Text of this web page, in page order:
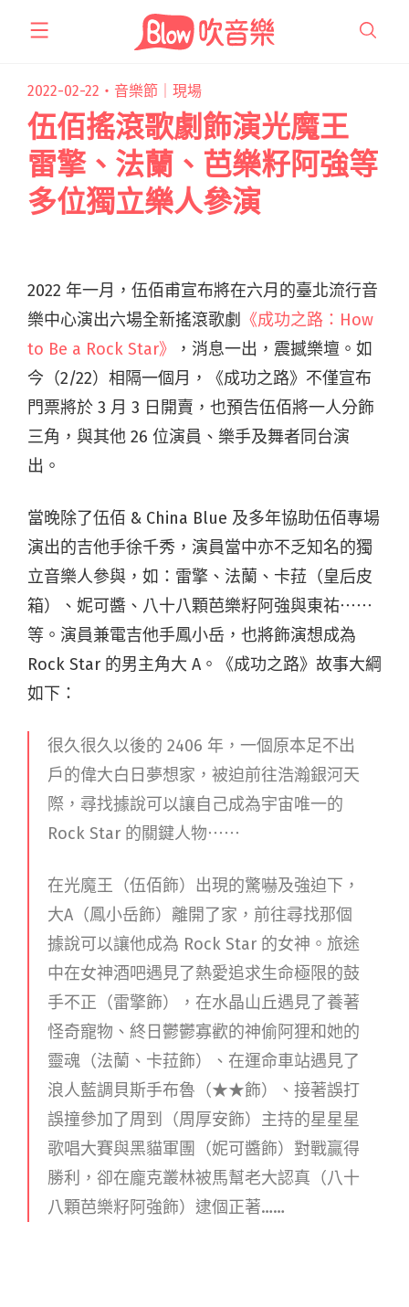
2022-02-22・ 音樂節｜現場
伍佰搖滾歌劇飾演光魔王
雷擎、法蘭、芭樂籽阿強等
多位獨立樂人參演
2022 年一月，伍佰甫宣布將在六月的臺北流行音
樂中心演出六場全新搖滾歌劇 《成功之路：How
to Be a Rock Star》
，消息一出，震撼樂壇。如
今（2/22）相隔一個月，《成功之路》不僅宣布
門票將於 3 月 3 日開賣，也預告伍佰將一人分飾
三角，與其他 26 位演員、樂手及舞者同台演
出。
當晚除了伍佰 & China Blue 及多年協助伍佰專場
演出的吉他手徐千秀，演員當中亦不乏知名的獨
立音樂人參與，如：雷擎、法蘭、卡菈（皇后皮
箱）、妮可醬、八十八顆芭樂籽阿強與東祐⋯⋯
等。演員兼電吉他手鳳小岳，也將飾演想成為
Rock Star 的男主角大 A。《成功之路》故事大綱
如下：
很久很久以後的 2406 年，一個原本足不出
戶的偉大白日夢想家，被迫前往浩瀚銀河天
際，尋找據說可以讓自己成為宇宙唯一的
Rock Star 的關鍵人物⋯⋯
在光魔王（伍佰飾）出現的驚嚇及強迫下，
大A（鳳小岳飾）離開了家，前往尋找那個
據說可以讓他成為 Rock Star 的女神。旅途
中在女神酒吧遇見了熱愛追求生命極限的鼓
手不正（雷擎飾），在水晶山丘遇見了養著
怪奇寵物、終日鬱鬱寡歡的神偷阿狸和她的
靈魂（法蘭、卡菈飾）、在運命車站遇見了
浪人藍調貝斯手布魯（★★飾）、接著誤打
誤撞參加了周到（周厚安飾）主持的星星星
歌唱大賽與黑貓軍團（妮可醬飾）對戰贏得
勝利，卻在龐克叢林被馬幫老大認真（八十
八顆芭樂籽阿強飾）逮個正著……